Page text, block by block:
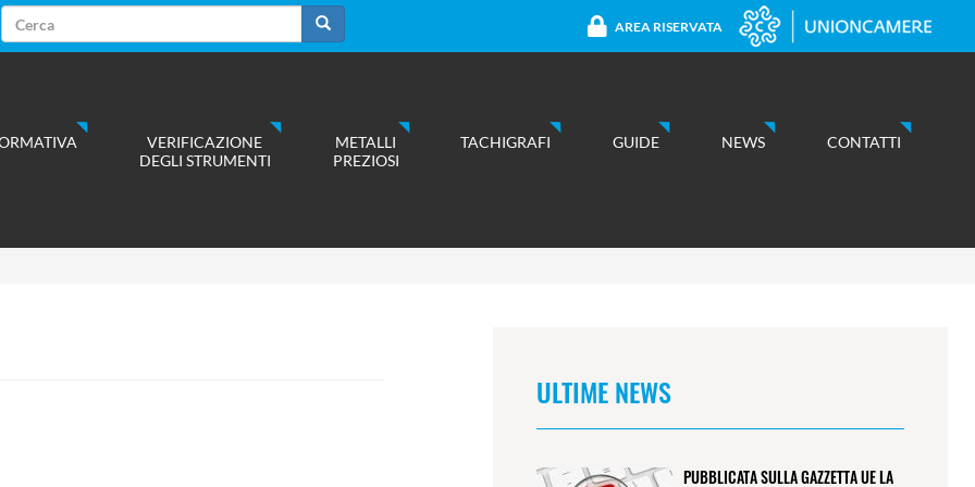
Form
di
Cerca
AREA RISERVATA
VERIFICAZIONE
DEGLI STRUMENTI
METALLI
PREZIOSI
TACHIGRAFI GUIDE NEWS CONTATTI
ULTIME NEWS
PUBBLICATA SULLA GAZZETTA UE LA